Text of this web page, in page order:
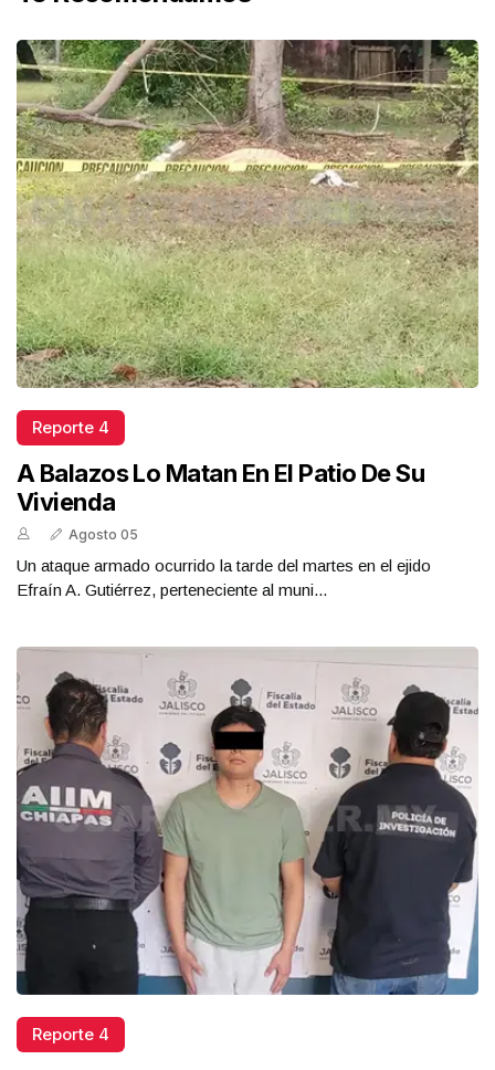
Reporte 4
A Balazos Lo Matan En El Patio De Su
Vivienda
Agosto 05
Un ataque armado ocurrido la tarde del martes en el ejido
Efraín A. Gutiérrez, perteneciente al muni...
Reporte 4